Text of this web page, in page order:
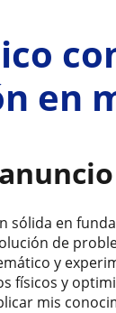
en
sólida en
de
y
físicos y
mis